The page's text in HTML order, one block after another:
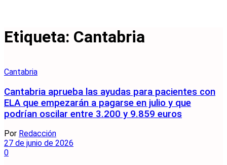
Etiqueta: Cantabria
Cantabria
Cantabria aprueba las ayudas para pacientes con
ELA que empezarán a pagarse en julio y que
podrían oscilar entre 3.200 y 9.859 euros
Por Redacción
27 de junio de 2026
0